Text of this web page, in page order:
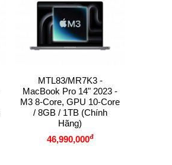
MTL83/MR7K3 -
MacBook Pro 14" 2023 -
M3 8-Core, GPU 10-Core
/ 8GB / 1TB (Chính
Hãng)
46,990,000đ